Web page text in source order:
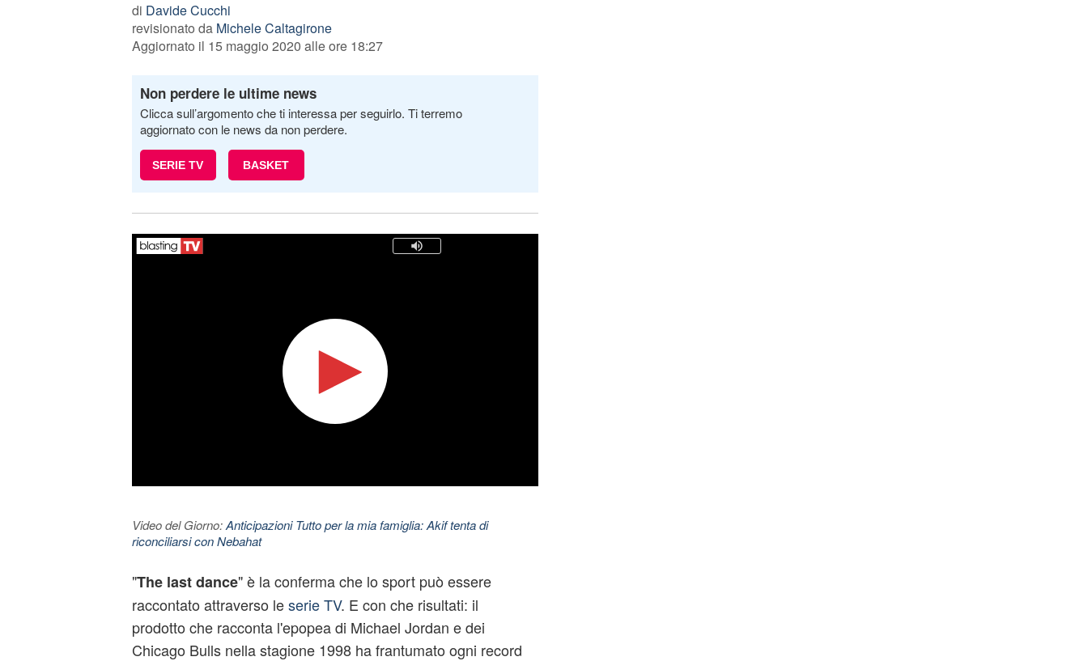
di Davide Cucchi
revisionato da Michele Caltagirone
Aggiornato il 15 maggio 2020 alle ore 18:27
Non perdere le ultime news
Clicca sull’argomento che ti interessa per seguirlo. Ti terremo
aggiornato con le news da non perdere.
SERIE TV BASKET
Video del Giorno:Anticipazioni Tutto per la mia famiglia: Akif tenta di
riconciliarsi con Nebahat
"The last dance" è la conferma che lo sport può essere
raccontato attraverso leserie TV. E con che risultati: il
prodotto che racconta l'epopea di Michael Jordan e dei
Chicago Bulls nella stagione 1998 ha frantumato ogni record